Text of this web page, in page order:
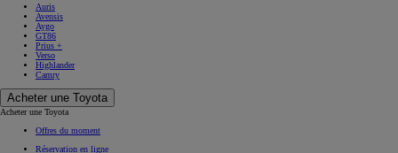
Auris
Avensis
Aygo
GT86
Prius +
Verso
Highlander
Camry
Acheter une Toyota
Acheter une Toyota
Offres du moment
Réservation en ligne